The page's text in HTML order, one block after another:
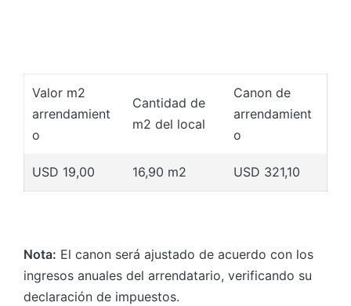
Valor m2
arrendamient
o
Cantidad de
m2 del local
Canon de
arrendamient
o
USD 19,00 16,90 m2 USD 321,10
Nota: El canon será ajustado de acuerdo con los
ingresos anuales del arrendatario, verificando su
declaración de impuestos.